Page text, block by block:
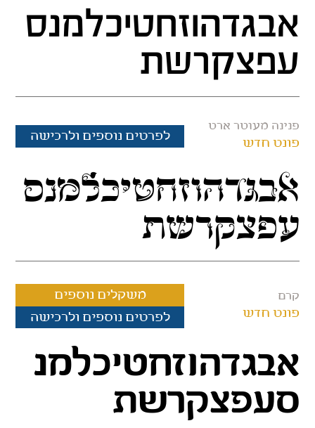
אבגדהוזחטיכלמנס
עפצקרשת
פנינה מעוטר ארט
פונט חדש לפרטים נוספים ולרכישה
אבגדהוזחטיכלמנס
עפצקרשת
קרם
פונט חדש
משקלים נוספים
לפרטים נוספים ולרכישה
אבגדהוזחטיכלמנ
סעפצקרשת